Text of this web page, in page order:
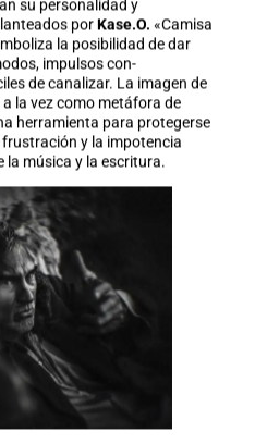
su personalidad y
porKase.O. «Camisa
la posibilidad de dar
impulsos con-
de canalizar. La imagen de
la vez como metáfora de
herramienta para protegerse
y la impotencia
la música y la escritura.